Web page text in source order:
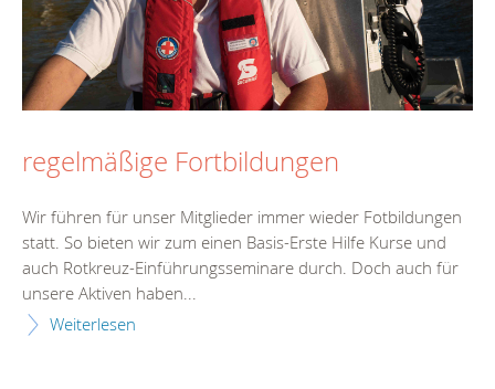
regelmäßige Fortbildungen
Wir führen für unser Mitglieder immer wieder Fotbildungen
statt. So bieten wir zum einen Basis-Erste Hilfe Kurse und
auch Rotkreuz-Einführungsseminare durch. Doch auch für
unsere Aktiven haben...
Weiterlesen